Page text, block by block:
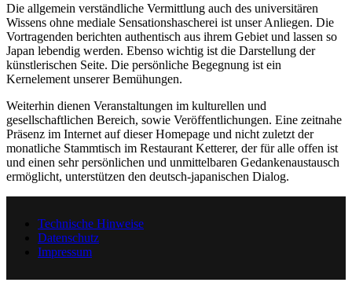
Die allgemein verständliche Vermittlung auch des universitären
Wissens ohne mediale Sensationshascherei ist unser Anliegen. Die
Vortragenden berichten authentisch aus ihrem Gebiet und lassen so
Japan lebendig werden. Ebenso wichtig ist die Darstellung der
künstlerischen Seite. Die persönliche Begegnung ist ein
Kernelement unserer Bemühungen.
Weiterhin dienen Veranstaltungen im kulturellen und
gesellschaftlichen Bereich, sowie Veröffentlichungen. Eine zeitnahe
Präsenz im Internet auf dieser Homepage und nicht zuletzt der
monatliche Stammtisch im Restaurant Ketterer, der für alle offen ist
und einen sehr persönlichen und unmittelbaren Gedankenaustausch
ermöglicht, unterstützen den deutsch-japanischen Dialog.
Technische Hinweise
Datenschutz
Impressum